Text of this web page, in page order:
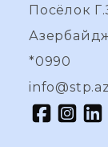
Посёлок
*0990
info@stp.az